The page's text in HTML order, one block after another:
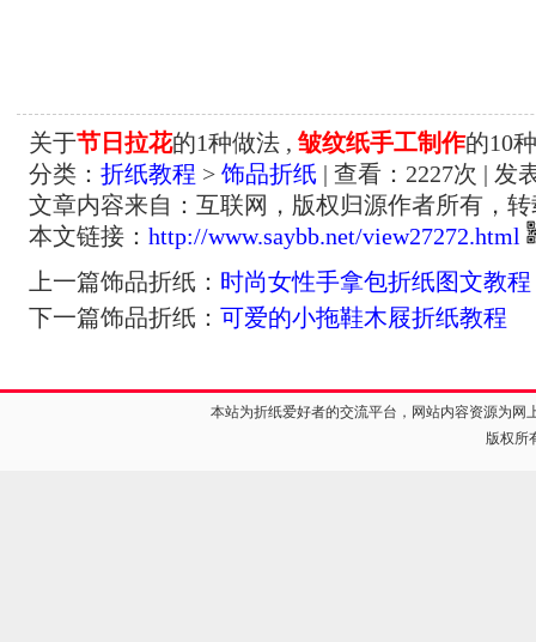
关于节日拉花的1种做法 , 皱纹纸手工制作的10
分类： 折纸教程 > 饰品折纸 | 查看： 2227次 | 发
文章内容来自：互联网，版权归源作者所有，
本文链接： http://www.saybb.net/view27272.html
上一篇饰品折纸： 时尚女性手拿包折纸图文教程
下一篇饰品折纸： 可爱的小拖鞋木屐折纸教程
本站为折纸爱好者的交流平台，网站内容资源为
版权所